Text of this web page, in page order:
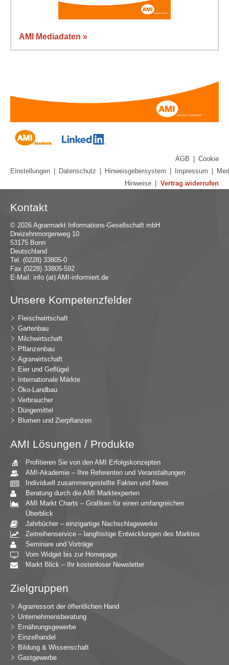
AMI Mediadaten »
AGB
Cookie
Einstellungen
Datenschutz Hinweisgebersystem Impressum
Hinweise
Vertrag widerrufen
Kontakt
© 2026 Agrarmarkt Informations-Gesellschaft mbH
Dreizehnmorgenweg 10
53175 Bonn
Deutschland
Tel. (0228) 33805-0
Fax (0228) 33805-592
E-Mail: info (at) AMI-informiert.de
Unsere Kompetenzfelder
Fleischwirtschaft
Gartenbau
Milchwirtschaft
Pflanzenbau
Agrarwirtschaft
Eier und Geflügel
Internationale Märkte
Öko-Landbau
Verbraucher
Düngemittel
Blumen und Zierpflanzen
AMI Lösungen / Produkte
Profitieren Sie von den AMI Erfolgskonzepten
AMI-Akademie – Ihre Referenten und Veranstaltungen
Individuell zusammengestellte Fakten und News
Beratung durch die AMI Marktexperten
AMI Markt Charts – Grafiken für einen umfangreichen
Überblick
Jahrbücher – einzigartige Nachschlagewerke
Zeitreihenservice – langfristige Entwicklungen des Marktes
Seminare und Vorträge
Vom Widget bis zur Homepage
Markt Blick – Ihr kostenloser Newsletter
Zielgruppen
Agrarressort der öffentlichen Hand
Unternehmensberatung
Ernährungsgewerbe
Einzelhandel
Bildung & Wissenschaft
Gastgewerbe